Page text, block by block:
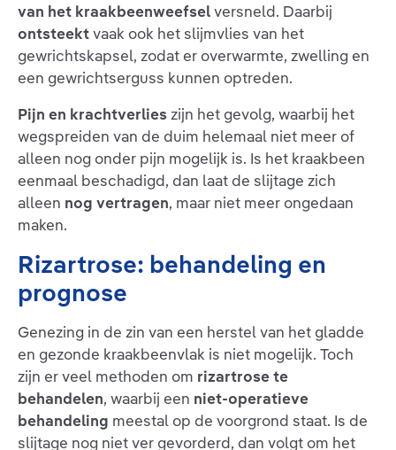
van het kraakbeenweefselversneld. Daarbij
ontsteektvaak ook het slijmvlies van het
gewrichtskapsel, zodat er overwarmte, zwelling en
een gewrichtserguss kunnen optreden.
Pijn en krachtverlieszijn het gevolg, waarbij het
wegspreiden van de duim helemaal niet meer of
alleen nog onder pijn mogelijk is. Is het kraakbeen
eenmaal beschadigd, dan laat de slijtage zich
alleen nog vertragen, maar niet meer ongedaan
maken.
Rizartrose: behandeling en
prognose
Genezing in de zin van een herstel van het gladde
en gezonde kraakbeenvlak is niet mogelijk. Toch
zijn er veel methoden om rizartrose te
behandelen, waarbij een niet-operatieve
behandeling meestal op de voorgrond staat. Is de
slijtage nog niet ver gevorderd, dan volgt om het